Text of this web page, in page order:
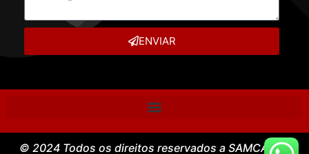
ENVIAR
© 2024 Todos os direitos reservados a SAMCASE –